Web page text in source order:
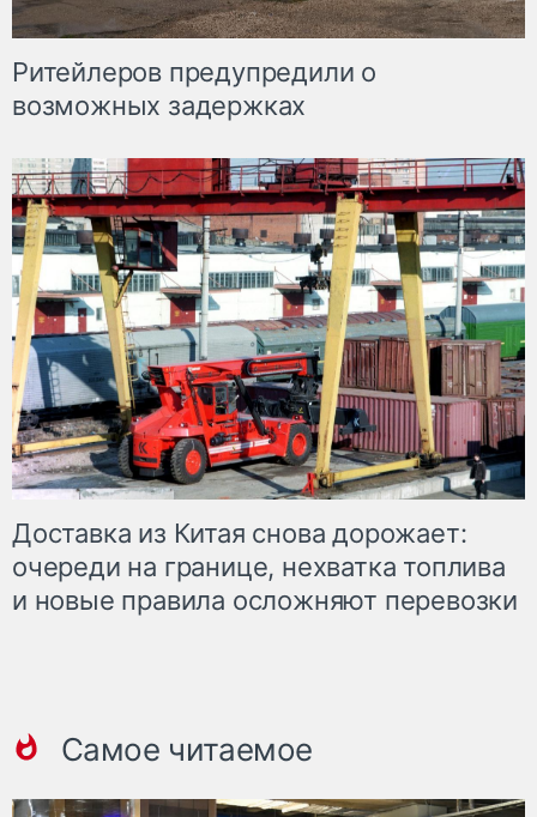
Ритейлеров предупредили о
возможных задержках
Доставка из Китая снова дорожает:
очереди на границе, нехватка топлива
и новые правила осложняют перевозки
Самое читаемое